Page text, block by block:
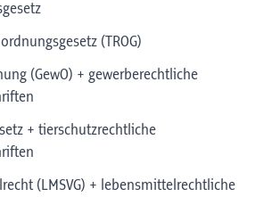
(TROG)
(GewO) + gewerberechtliche
+ tierschutzrechtliche
(LMSVG) + lebensmittelrechtliche